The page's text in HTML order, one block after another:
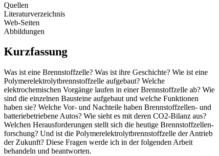
Quellen
Literaturverzeichnis
Web-Seiten
Abbildungen
Kurzfassung
Was ist eine Brennstoffzelle? Was ist ihre Geschichte? Wie ist eine
Polymerelektrolyt­­brennstoffzelle aufgebaut? Welche
elektrochemischen Vorgänge laufen in einer Brennstoffzelle ab? Wie
sind die einzelnen Bausteine aufgebaut und welche Funktionen
haben sie? Welche Vor- und Nachteile haben Brennstoffzellen- und
batteriebetriebene Autos? Wie sieht es mit deren CO2-Bilanz aus?
Welchen Herausforderungen stellt sich die heutige Brennstoffzellen­
forschung? Und ist die Polymerelektrolytbrennstoffzelle der Antrieb
der Zukunft? Diese Fragen werde ich in der folgenden Arbeit
behandeln und beantworten.